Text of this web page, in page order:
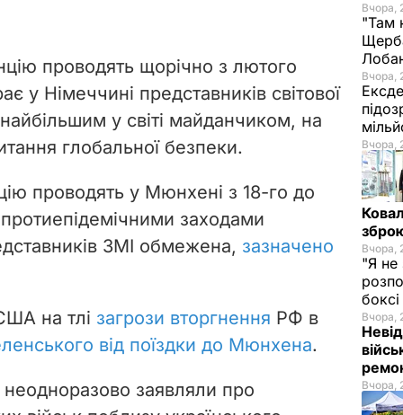
проводять щорічно з лютого
у Німеччині представників світової
найбільшим у світі майданчиком, на
глобальної безпеки.
проводять у Мюнхені з 18-го до
заходами
ЗМІ обмежена, зазначено
на тлі загрози вторгнення РФ в
від поїздки до Мюнхена.
заявляли про
Вчора,
"Там
Вчора,
Вчора,
Вчора,
"Я не
боксі
Вчора,
Вчора,